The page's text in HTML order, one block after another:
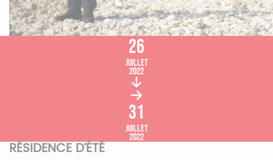
26
juillet
2022
31
juillet
2022
RÉSIDENCE D’ÉTÉ